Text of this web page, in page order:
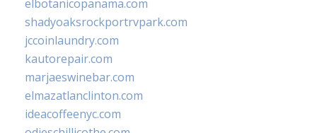
elbotanicopanama.com
shadyoaksrockportrvpark.com
jccoinlaundry.com
kautorepair.com
marjaeswinebar.com
elmazatlanclinton.com
ideacoffeenyc.com